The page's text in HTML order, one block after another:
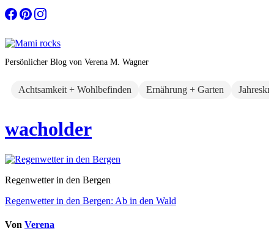
Zum
Inhalt
Persönlicher Blog von Verena M. Wagner
Achtsamkeit + Wohlbefinden Ernährung + Garten
wacholder
Regenwetter in den Bergen
Beitragsnavigation
Regenwetter in den Bergen: Ab in den Wald
Von Verena